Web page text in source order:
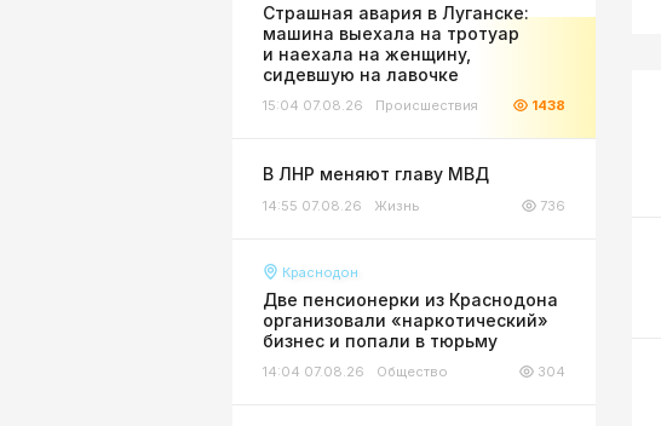
Страшная авария в Луганске:
машина выехала на тротуар
и наехала на женщину,
сидевшую на лавочке
15:04 07.08.26 Происшествия 1438
В ЛНР меняют главу МВД
14:55 07.08.26 Жизнь 736
Краснодон
Две пенсионерки из Краснодона
организовали «наркотический»
бизнес и попали в тюрьму
14:04 07.08.26 Общество 304